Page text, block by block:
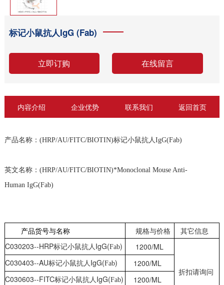
标记小鼠抗人IgG (Fab)
立即订购 在线留言
内容介绍 企业优势 联系我们 返回首页
产品名称：(HRP/AU/FITC/BIOTIN)标记小鼠抗人IgG(Fab)
英文名称：(HRP/AU/FITC/BIOTIN)*Monoclonal Mouse Anti-
Human IgG(Fab)
产品货号与名称 规格与价格
其它信息
C030203--HRP标记小鼠抗人IgG(Fab) 1200/ML
折扣请询问
C030403--AU标记小鼠抗人IgG(Fab)
1200/ML
C030603--FITC标记小鼠抗人IgG(Fab)
1200/ML